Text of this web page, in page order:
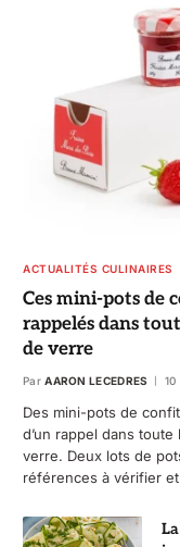
ACTUALITÉS CULINAIRES
Ces mini-pots de
rappelés dans
de verre
Par AARON LECEDRES 10
Des mini-pots de
d’un rappel dans
verre. Deux lots de
références à vérifier